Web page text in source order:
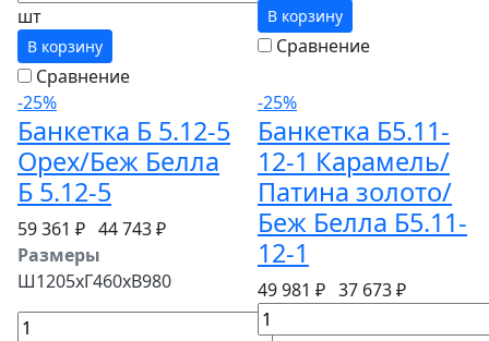
шт
В корзину
Сравнение
В корзину
Сравнение
-25%
Банкетка Б 5.12-5
Орех/Беж Белла
Б 5.12-5
59 361 ₽ 44 743 ₽
Размеры
Ш1205хГ460хВ980
-25%
Банкетка Б5.11-
12-1 Карамель/
Патина золото/
Беж Белла Б5.11-
12-1
49 981 ₽ 37 673 ₽